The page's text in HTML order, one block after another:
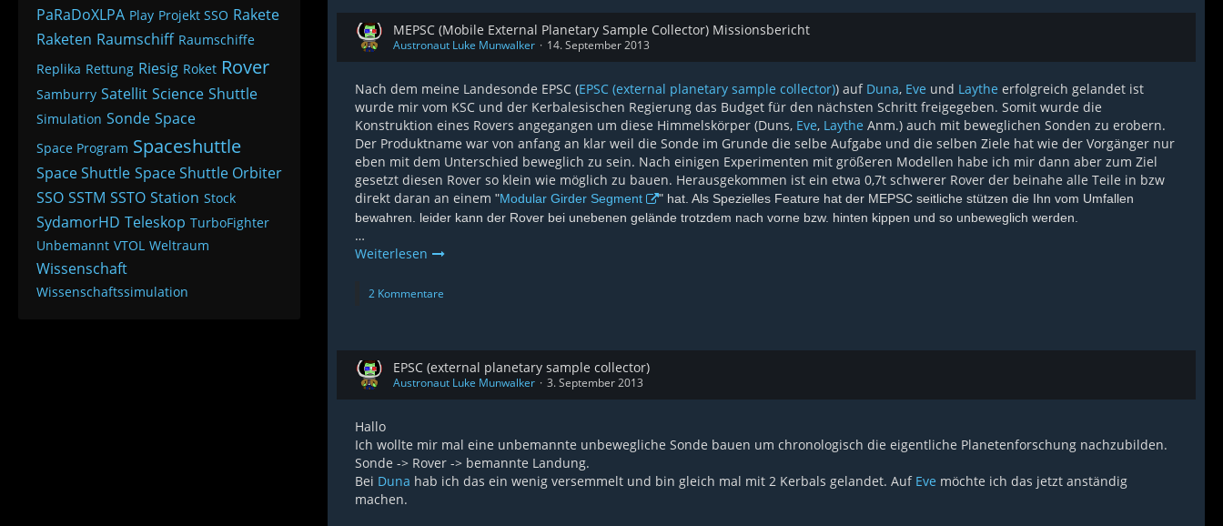
PaRaDoXLPA Play Projekt SSO Rakete
Raketen Raumschiff Raumschiffe
Replika Rettung Riesig Roket Rover
Samburry Satellit Science Shuttle
Simulation Sonde Space
Space Program Spaceshuttle
Space Shuttle Space Shuttle Orbiter
SSO SSTM SSTO Station Stock
SydamorHD Teleskop TurboFighter
Unbemannt VTOL Weltraum
Wissenschaft
Wissenschaftssimulation
MEPSC (Mobile External Planetary Sample Collector) Missionsbericht
Austronaut Luke Munwalker 14. September 2013
Nach dem meine Landesonde EPSC (EPSC (external planetary sample collector)) auf Duna, Eve und Laythe erfolgreich gelandet ist
wurde mir vom KSC und der Kerbalesischen Regierung das Budget für den nächsten Schritt freigegeben. Somit wurde die
Konstruktion eines Rovers angegangen um diese Himmelskörper (Duns, Eve, Laythe Anm.) auch mit beweglichen Sonden zu erobern.
Der Produktname war von anfang an klar weil die Sonde im Grunde die selbe Aufgabe und die selben Ziele hat wie der Vorgänger nur
eben mit dem Unterschied beweglich zu sein. Nach einigen Experimenten mit größeren Modellen habe ich mir dann aber zum Ziel
gesetzt diesen Rover so klein wie möglich zu bauen. Herausgekommen ist ein etwa 0,7t schwerer Rover der beinahe alle Teile in bzw
direkt daran an einem "Modular Girder Segment
" hat. Als Spezielles Feature hat der MEPSC seitliche stützen die Ihn vom Umfallen
bewahren. leider kann der Rover bei unebenen gelände trotzdem nach vorne bzw. hinten kippen und so unbeweglich werden.
…
Weiterlesen
2 Kommentare
EPSC (external planetary sample collector)
Austronaut Luke Munwalker 3. September 2013
Hallo
Ich wollte mir mal eine unbemannte unbewegliche Sonde bauen um chronologisch die eigentliche Planetenforschung nachzubilden.
Sonde -> Rover -> bemannte Landung.
Bei Duna hab ich das ein wenig versemmelt und bin gleich mal mit 2 Kerbals gelandet. Auf Eve möchte ich das jetzt anständig
machen.